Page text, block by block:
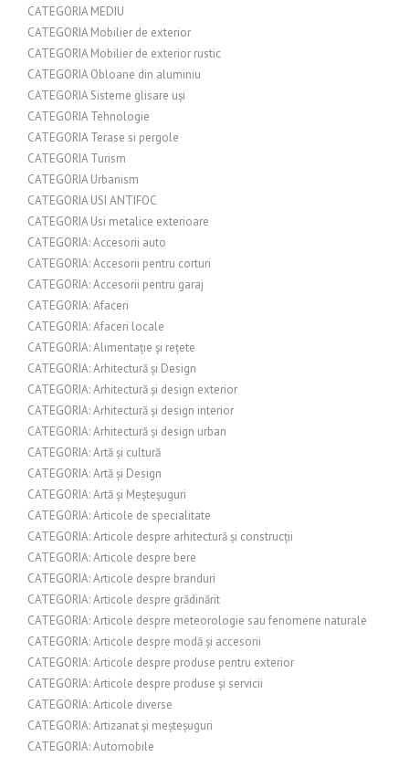
CATEGORIA MEDIU
CATEGORIA Mobilier de exterior
CATEGORIA Mobilier de exterior rustic
CATEGORIA Obloane din aluminiu
CATEGORIA Sisteme glisare uși
CATEGORIA Tehnologie
CATEGORIA Terase si pergole
CATEGORIA Turism
CATEGORIA Urbanism
CATEGORIA USI ANTIFOC
CATEGORIA Usi metalice exterioare
CATEGORIA: Accesorii auto
CATEGORIA: Accesorii pentru corturi
CATEGORIA: Accesorii pentru garaj
CATEGORIA: Afaceri
CATEGORIA: Afaceri locale
CATEGORIA: Alimentație și rețete
CATEGORIA: Arhitectură și Design
CATEGORIA: Arhitectură și design exterior
CATEGORIA: Arhitectură și design interior
CATEGORIA: Arhitectură și design urban
CATEGORIA: Artă și cultură
CATEGORIA: Artă și Design
CATEGORIA: Artă și Meșteșuguri
CATEGORIA: Articole de specialitate
CATEGORIA: Articole despre arhitectură și construcții
CATEGORIA: Articole despre bere
CATEGORIA: Articole despre branduri
CATEGORIA: Articole despre grădinărit
CATEGORIA: Articole despre meteorologie sau fenomene naturale
CATEGORIA: Articole despre modă și accesorii
CATEGORIA: Articole despre produse pentru exterior
CATEGORIA: Articole despre produse și servicii
CATEGORIA: Articole diverse
CATEGORIA: Artizanat și meșteșuguri
CATEGORIA: Automobile